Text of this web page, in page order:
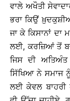
ਵਾਲੇ ਅਖੌਤੀ
ਭਰਾ ਕਿਉਂ
ਜਾ ਕੇ ਕਿਸਾਨਾਂ
ਲਈ, ਕਰਜ਼ਿਆਂ ਤੋਂ
ਜਿਸ ਦੀ
ਸਿੱਖਿਆ ਨੇ ਸਮਾਜ
ਲਈ ਕੇਵਲ ਬਾਹਰੀ